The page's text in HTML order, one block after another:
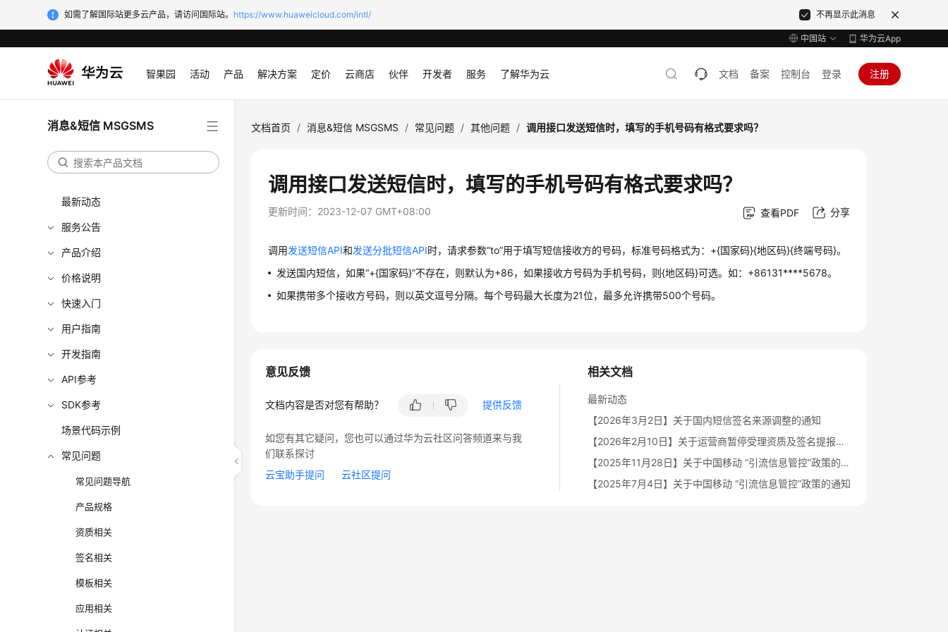
如需了解国际站更多云产品，请访问国际站。 https://www.huaweicloud.com/intl/ 不再显示此消息
中国站 华为云App
智果园 活动 产品 解决方案 定价 云商店 伙伴 开发者 服务 了解华为云 文档 备案 控制台 登录 注册
消息&短信 MSGSMS
最新动态
服务公告
产品介绍
价格说明
快速入门
用户指南
开发指南
API参考
SDK参考
场景代码示例
常见问题
常见问题导航
产品规格
资质相关
签名相关
模板相关
应用相关
文档首页 / 消息&短信 MSGSMS / 常见问题 / 其他问题 / 调用接口发送短信时，填写的手机号码有格式要求吗？
调用接口发送短信时，填写的手机号码有格式要求吗？
更新时间： 2023-12-07 GMT+08:00 查看PDF 分享
调用发送短信API和发送分批短信API时，请求参数“to”用于填写短信接收方的号码，标准号码格式为：+{国家码}{地区码}{终端号码}。
发送国内短信，如果“+{国家码}”不存在，则默认为+86，如果接收方号码为手机号码，则{地区码}可选。如：+86131****5678。
如果携带多个接收方号码，则以英文逗号分隔。每个号码最大长度为21位，最多允许携带500个号码。
相关文档
最新动态
【2026年3月2日】关于国内短信签名来源调整的通知
【2026年2月10日】关于运营商暂停受理资质及签名提报申请的通知
【2025年11月28日】关于中国移动 “引流信息管控”政策的再次通知
【2025年7月4日】关于中国移动 “引流信息管控”政策的通知
意见反馈
文档内容是否对您有帮助？ 提供反馈
如您有其它疑问，您也可以通过华为云社区问答频道来与我
们联系探讨
云宝助手提问
云社区提问